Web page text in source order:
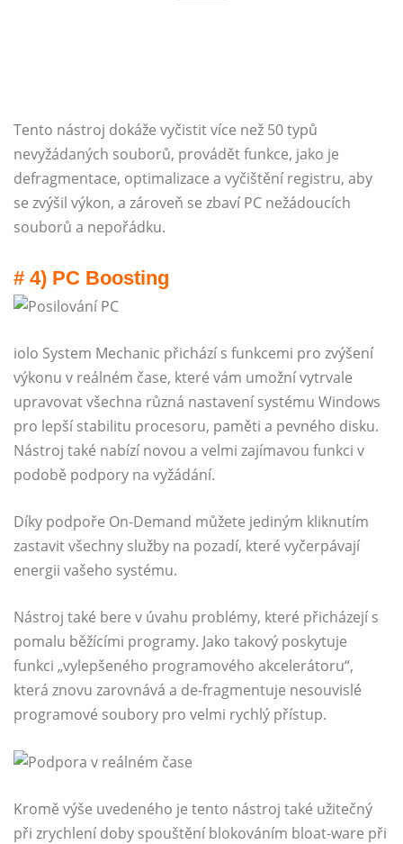
Tento nástroj dokáže vyčistit více než 50 typů
nevyžádaných souborů, provádět funkce, jako je
defragmentace, optimalizace a vyčištění registru, aby
se zvýšil výkon, a zároveň se zbaví PC nežádoucích
souborů a nepořádku.
# 4) PC Boosting
iolo System Mechanic přichází s funkcemi pro zvýšení
výkonu v reálném čase, které vám umožní vytrvale
upravovat všechna různá nastavení systému Windows
pro lepší stabilitu procesoru, paměti a pevného disku.
Nástroj také nabízí novou a velmi zajímavou funkci v
podobě podpory na vyžádání.
Díky podpoře On-Demand můžete jediným kliknutím
zastavit všechny služby na pozadí, které vyčerpávají
energii vašeho systému.
Nástroj také bere v úvahu problémy, které přicházejí s
pomalu běžícími programy. Jako takový poskytuje
funkci „vylepšeného programového akcelerátoru“,
která znovu zarovnává a de-fragmentuje nesouvislé
programové soubory pro velmi rychlý přístup.
Kromě výše uvedeného je tento nástroj také užitečný
při zrychlení doby spouštění blokováním bloat-ware při